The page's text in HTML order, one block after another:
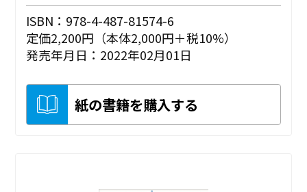
ISBN：978-4-487-81574-6
定価2,200円（本体2,000円＋税10%）
発売年月日：2022年02月01日
紙の書籍を購入する